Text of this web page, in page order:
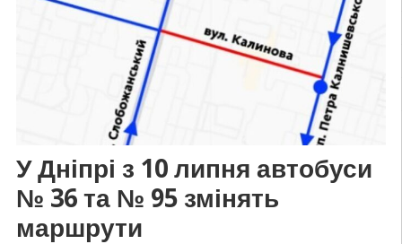
У Дніпрі з 10 липня автобуси
№ 36 та № 95 змінять
маршрути